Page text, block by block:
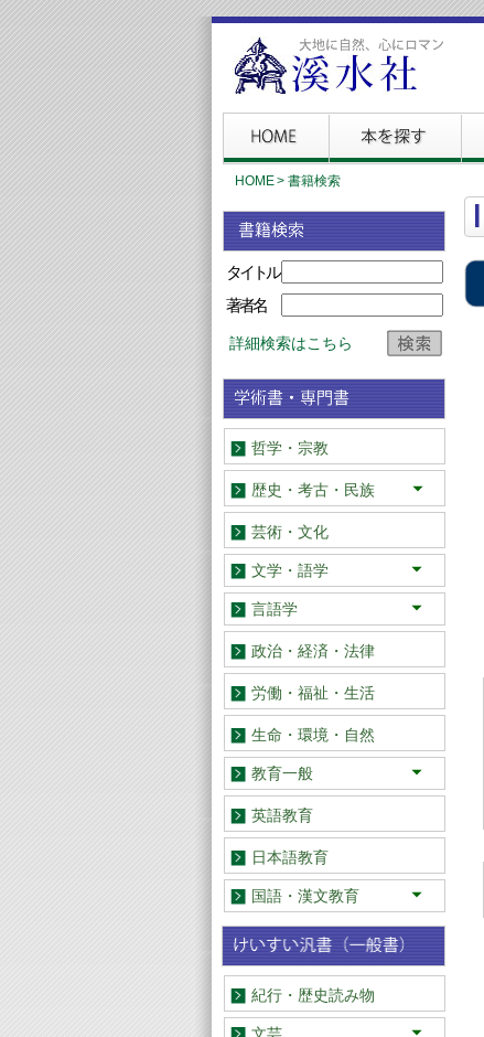
HOME> 書籍検索
タイトル
著者名
詳細検索はこちら
哲学・宗教
歴史・考古・民族
アジア
芸術・文化
文学・語学
日本
アジア
欧米
言語学
日本語
英語・その他
政治・経済・法律
労働・福祉・生活
生命・環境・自然
教育一般
教育学
教育史
学校教育
幼児・児童教育
道徳教育
特別支援教育
保健・体育
社会
理科 算数・数学
音楽・美術
教育エッセイ・記録
英語教育
日本語教育
国語・漢文教育
総論
国語教育史
実践史・実践研究
教材研究
読みの指導
話し言葉教育
作文・表現教育
古文・古典教育
漢文教育
紀行・歴史読み物